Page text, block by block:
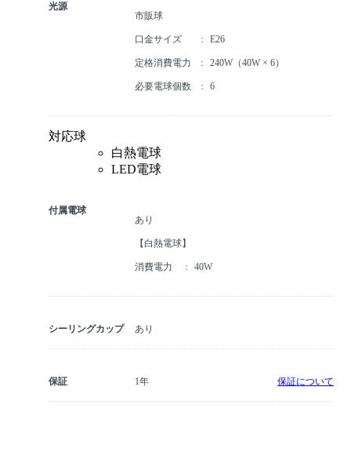
光源
市販球
口金サイズ E26
定格消費電力 240W（40W × 6）
必要電球個数 6
対応球
白熱電球
LED電球
付属電球
あり
【白熱電球】
消費電力 40W
シーリングカップ あり
保証 1年 保証について